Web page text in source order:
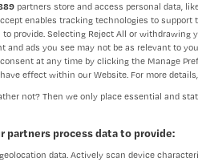
Auteur:
partners store and access personal data,
enables tracking technologies to
to provide. Selecting Reject All or
and ads you see may not be as relevant to
at any time by clicking the Manage
effect within our Website. For more
not? Then we only place essential and
partners process data to provide:
data. Actively scan device